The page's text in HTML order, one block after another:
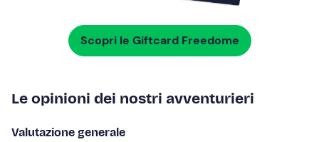
Scopri le Giftcard Freedome
Le opinioni dei nostri avventurieri
Valutazione generale